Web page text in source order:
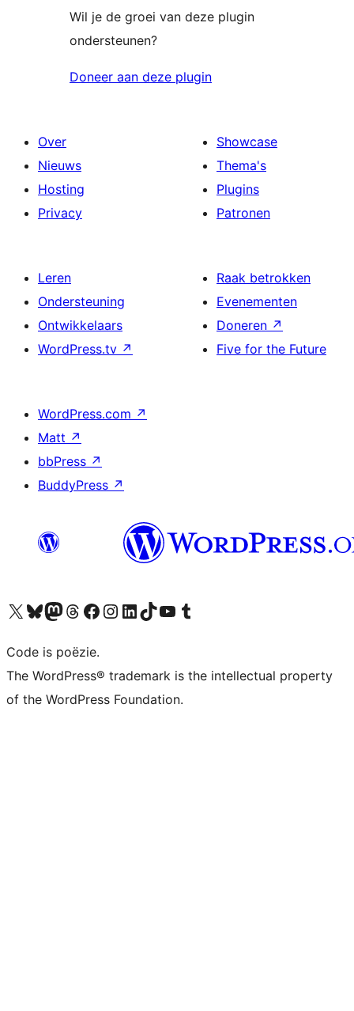
Wil je de groei van deze plugin
ondersteunen?
Doneer aan deze plugin
Over
Nieuws
Hosting
Privacy
Showcase
Thema's
Plugins
Patronen
Leren
Ondersteuning
Ontwikkelaars
WordPress.tv ↗
Raak betrokken
Evenementen
Doneren ↗
Five for the Future
WordPress.com ↗
Matt ↗
bbPress ↗
BuddyPress ↗
Bezoek ons X (voorheen Twitter) account
Bezoek ons Bluesky account
Bezoek ons Mastodon account
Bezoek ons Threads account
Onze Facebook pagina bezoeken
Bezoek ons Instagram account
Bezoek ons LinkedIn account
Bezoek ons TikTok account
Bezoek ons YouTube kanaalBezoek ons Tumblr account
Code is poëzie.
The WordPress® trademark is the intellectual property
of the WordPress Foundation.